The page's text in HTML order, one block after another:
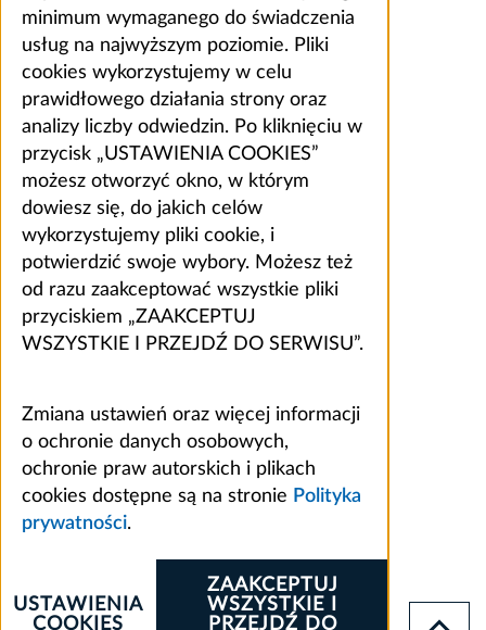
minimum wymaganego do świadczenia
usług na najwyższym poziomie. Pliki
cookies wykorzystujemy w celu
prawidłowego działania strony oraz
analizy liczby odwiedzin. Po kliknięciu w
przycisk „USTAWIENIA COOKIES”
możesz otworzyć okno, w którym
dowiesz się, do jakich celów
wykorzystujemy pliki cookie, i
potwierdzić swoje wybory. Możesz też
od razu zaakceptować wszystkie pliki
przyciskiem „ZAAKCEPTUJ
WSZYSTKIE I PRZEJDŹ DO SERWISU”.
Zmiana ustawień oraz więcej informacji
o ochronie danych osobowych,
ochronie praw autorskich i plikach
cookies dostępne są na stronie Polityka
prywatności.
ZAAKCEPTUJ
WSZYSTKIE I
PRZEJDŹ DO
USTAWIENIA
COOKIES